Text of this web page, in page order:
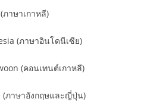
าษาเกาหลี)
(ภาษาอินโดนีเซีย)
(คอนเทนต์เกาหลี)
(ภาษาอังกฤษและญี่ปุ่น)